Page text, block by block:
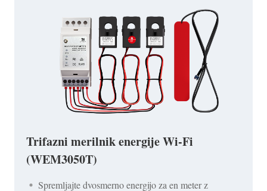
Trifazni merilnik energije Wi-Fi
(WEM3050T)
Spremljajte dvosmerno energijo za en meter z